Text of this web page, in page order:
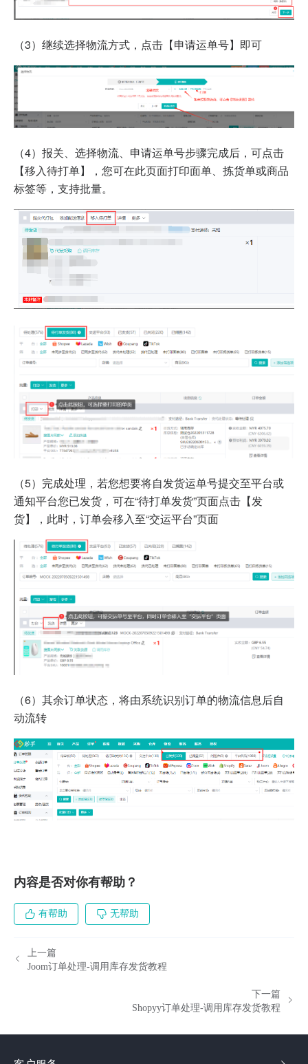
（3）继续选择物流方式，点击【申请运单号】即可
（4）报关、选择物流、申请运单号步骤完成后，可点击
【移入待打单】，您可在此页面打印面单、拣货单或商品
标签等，支持批量。
（5）完成处理，若您想要将自发货运单号提交至平台或
通知平台您已发货，可在“待打单发货”页面点击【发
货】，此时，订单会移入至“交运平台”页面
（6）其余订单状态，将由系统识别订单的物流信息后自
动流转
内容是否对你有帮助？
有帮助 无帮助
上一篇
Joom订单处理-调用库存发货教程
下一篇
Shopyy订单处理-调用库存发货教程